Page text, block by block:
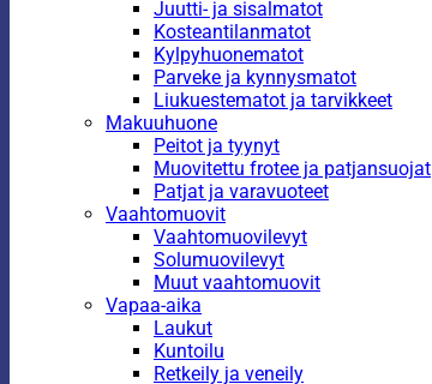
Juutti- ja sisalmatot
Kosteantilanmatot
Kylpyhuonematot
Parveke ja kynnysmatot
Liukuestematot ja tarvikkeet
Makuuhuone
Peitot ja tyynyt
Muovitettu frotee ja patjansuojat
Patjat ja varavuoteet
Vaahtomuovit
Vaahtomuovilevyt
Solumuovilevyt
Muut vaahtomuovit
Vapaa-aika
Laukut
Kuntoilu
Retkeily ja veneily